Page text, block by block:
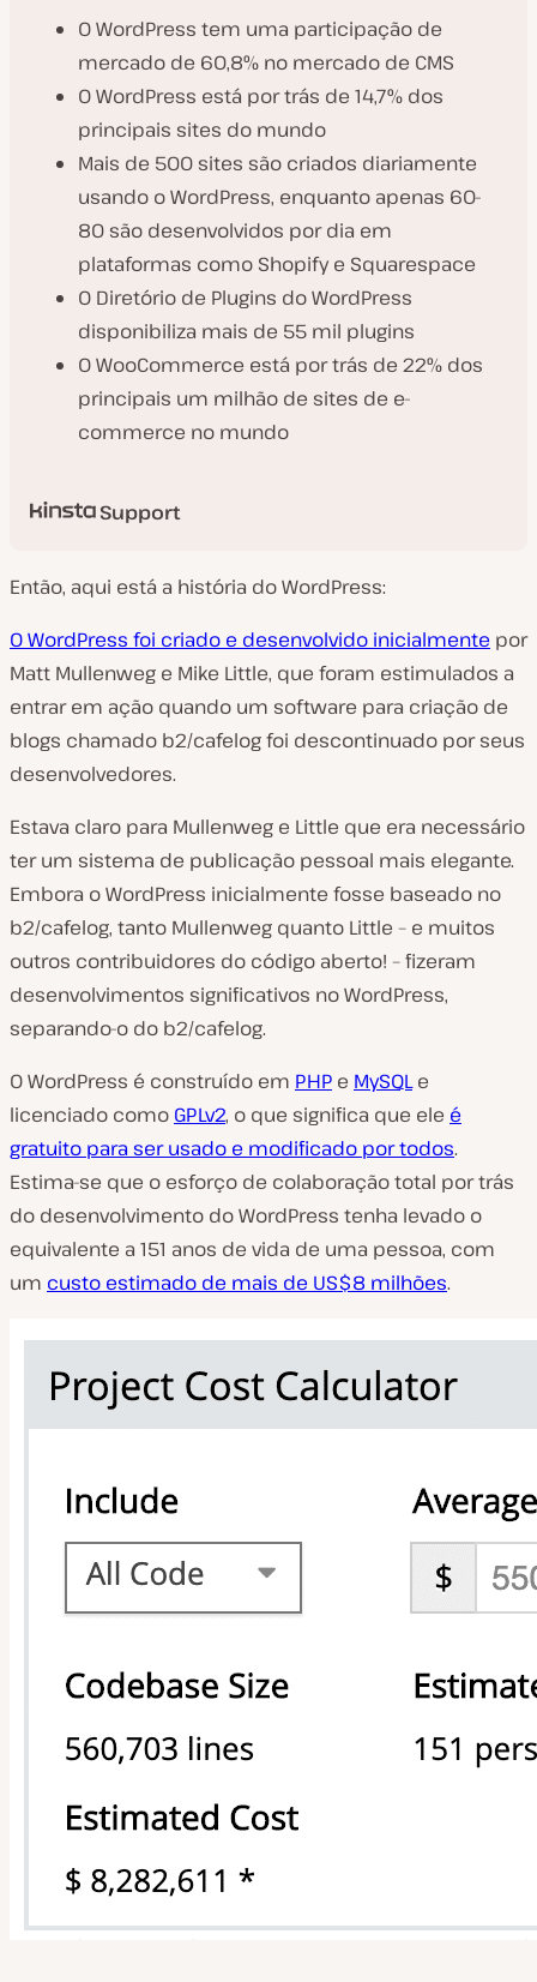
O WordPress tem uma participação de
mercado de 60,8% no mercado de CMS
O WordPress está por trás de 14,7% dos
principais sites do mundo
Mais de 500 sites são criados diariamente
usando o WordPress, enquanto apenas 60-
80 são desenvolvidos por dia em
plataformas como Shopify e Squarespace
O Diretório de Plugins do WordPress
disponibiliza mais de 55 mil plugins
O WooCommerce está por trás de 22% dos
principais um milhão de sites de e-
commerce no mundo
Support
Então, aqui está a história do WordPress:
O WordPress foi criado e desenvolvido inicialmente por
Matt Mullenweg e Mike Little, que foram estimulados a
entrar em ação quando um software para criação de
blogs chamado b2/cafelog foi descontinuado por seus
desenvolvedores.
Estava claro para Mullenweg e Little que era necessário
ter um sistema de publicação pessoal mais elegante.
Embora o WordPress inicialmente fosse baseado no
b2/cafelog, tanto Mullenweg quanto Little – e muitos
outros contribuidores do código aberto! – fizeram
desenvolvimentos significativos no WordPress,
separando-o do b2/cafelog.
O WordPress é construído em PHP e MySQLe
licenciado como GPLv2, o que significa que ele é
gratuito para ser usado e modificado por todos.
Estima-se que o esforço de colaboração total por trás
do desenvolvimento do WordPress tenha levado o
equivalente a 151 anos de vida de uma pessoa, com
um custo estimado de mais de US$8 milhões.